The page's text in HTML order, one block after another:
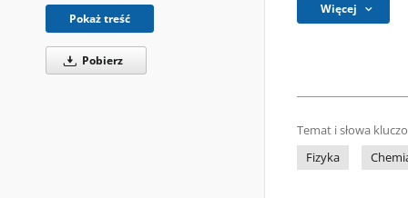
Pokaż treść
Pobierz
Więcej
Temat i słowa
Fizyka